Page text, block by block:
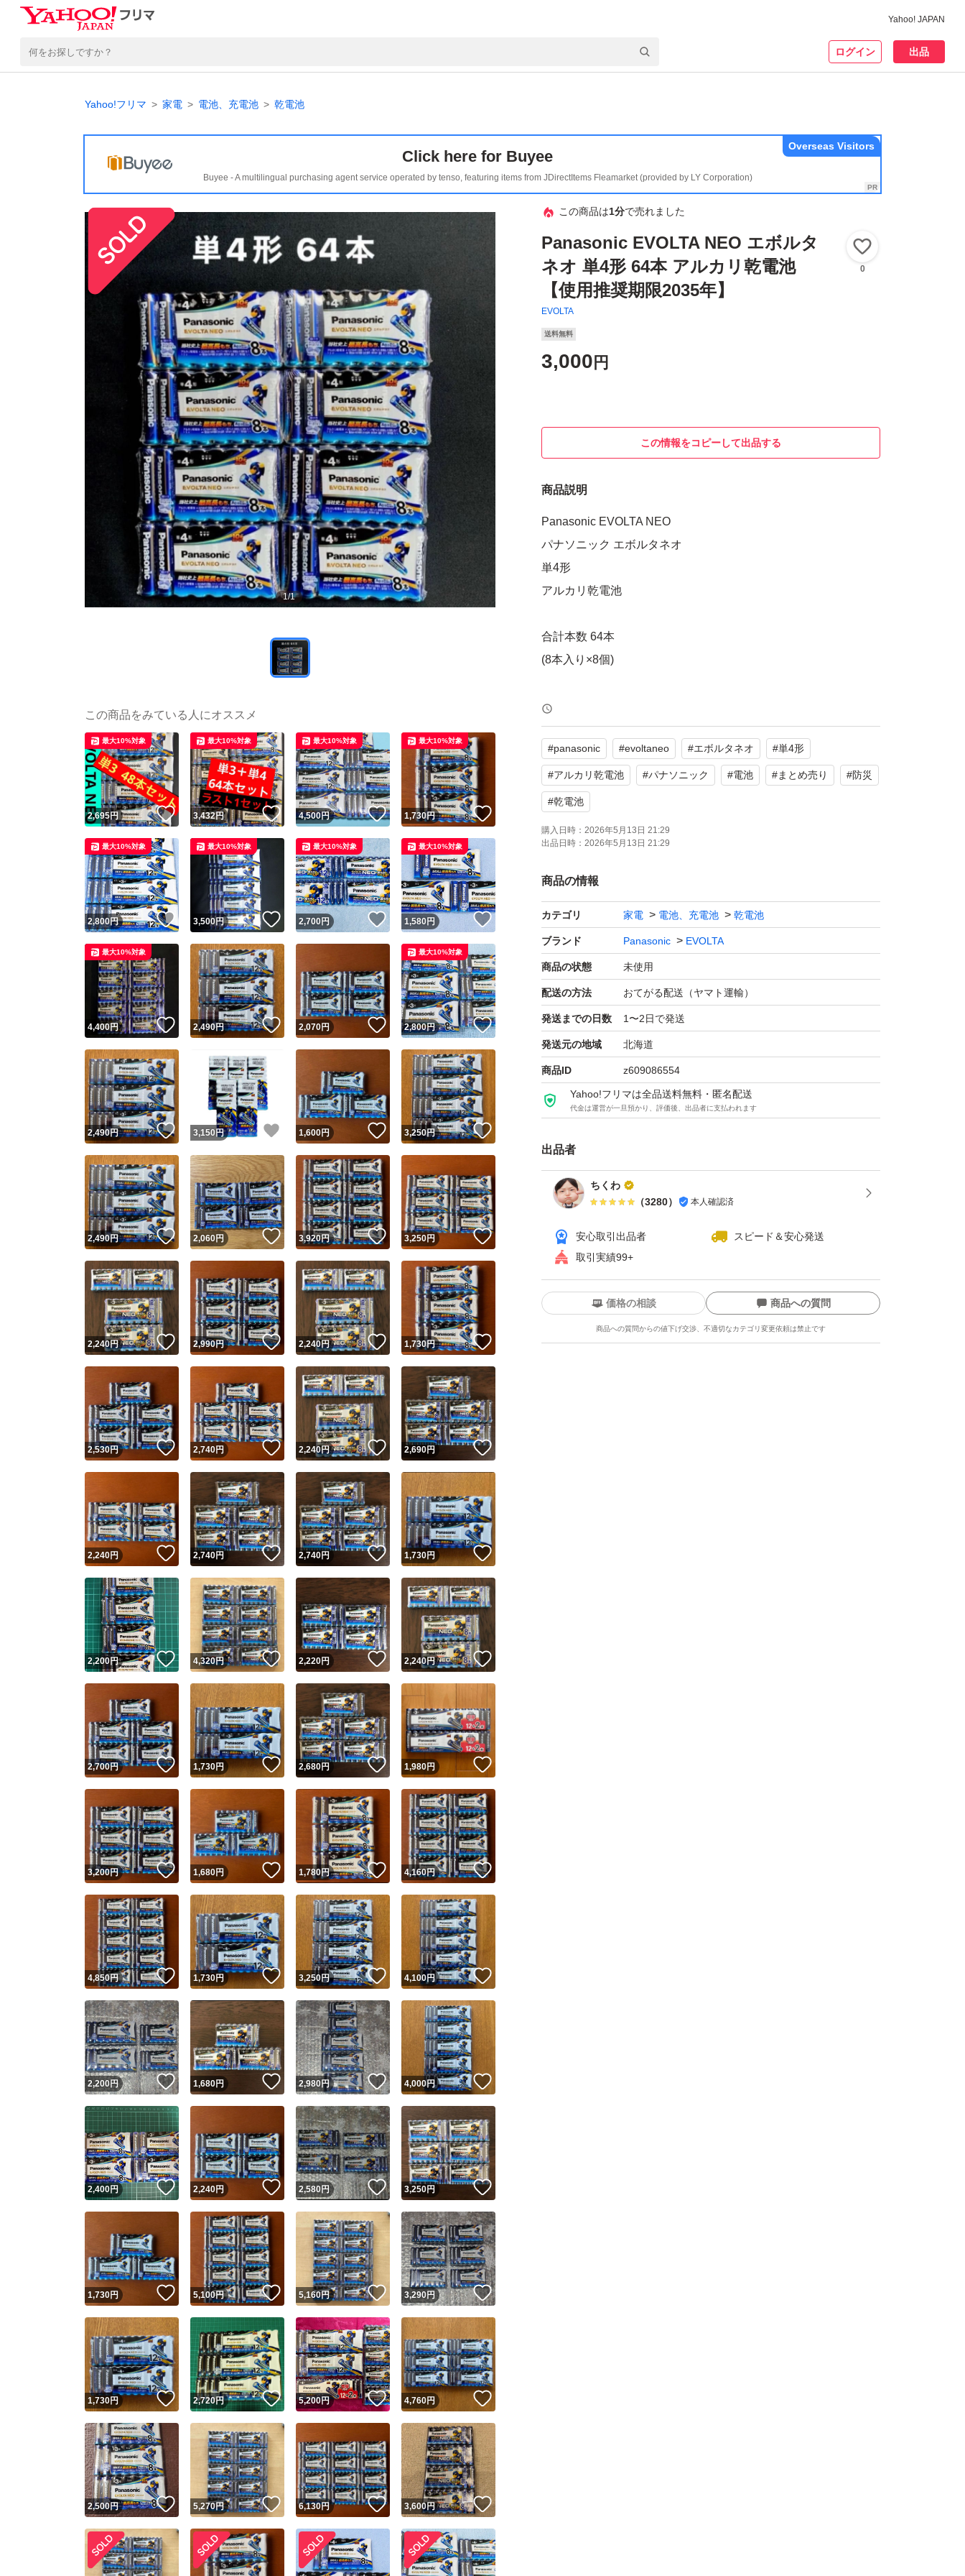
Yahoo! JAPAN
ログイン 出品
Yahoo!フリマ 家電 電池、充電池 乾電池
Click here for Buyee
Buyee - A multilingual purchasing agent service operated by tenso, featuring items from JDirectItems Fleamarket (provided by LY Corporation)
Overseas Visitors
1/1
この商品は1分で売れました
Panasonic EVOLTA NEO エボルタ
ネオ 単4形 64本 アルカリ乾電池
【使用推奨期限2035年】
EVOLTA
0
送料無料
3,000 円
この情報をコピーして出品する
商品説明
Panasonic EVOLTA NEO
パナソニック エボルタネオ
単4形
アルカリ乾電池
合計本数 64本
(8本入り×8個)
使用推奨期限2035年
ネコポスにて発送いたします。
価格交渉はご遠慮下さい。
な方はご購入をご遠慮願います。
#panasonic #evoltaneo #エボルタネオ #単4形
#アルカリ乾電池 #パナソニック #電池 #まとめ売り #防災
#乾電池
購入日時： 2026年5月13日 21:29
出品日時： 2026年5月13日 21:29
商品の情報
カテゴリ 家電 電池、充電池 乾電池
ブランド Panasonic EVOLTA
商品の状態 未使用
配送の方法 おてがる配送（ヤマト運輸）
発送までの日数 1〜2日で発送
発送元の地域 北海道
商品ID z609086554
Yahoo!フリマは全品送料無料・匿名配送
代金は運営が一旦預かり、評価後、出品者に支払われます
出品者
ちくわ
（3280） 本人確認済
安心取引出品者
スピード＆安心発送
取引実績99+
ユーザーの実績について
Yahoo!フリマが定めた一定の基準を満たしたユーザーにバッジを付与しています
安心取引出品者
安心取引出品者 Yahoo!フリマの基準をクリアした安心・安全なユーザーです
取引実績
取引実績◯+ このユーザーはYahoo!フリマの取引を完了させた実績があります
他フリマ実績◯+ このユーザーは他フリマサービスでの取引実績があります
スピード&安心発送
※このバッジは実績に基づく表示であり、発送を保証しているものではありません
スピード＆安心発送
このユーザーは高頻度で24時間以内＆設定した発送日数内に発送してい
ます
スピード発送 このユーザーは高頻度で24時間以内に発送しています
安心発送 このユーザーは設定した発送日数内に発送しています
価格の相談 商品への質問
商品への質問からの値下げ交渉、不適切なカテゴリ変更依頼は禁止です
この商品の情報をコピーします
商品画像の 無断転載は禁止 されています
コピーは1商品につき1回です
出品ページへ
キャンセル
この商品をみている人にオススメ
2,695円 いいね！
最大10%対象
3,432円 いいね！
最大10%対象
4,500円 いいね！
最大10%対象
1,730円
最大10%対象
2,800円 いいね！
最大10%対象
3,500円 いいね！
最大10%対象
2,700円 いいね！
最大10%対象
1,580円
最大10%対象
4,400円 いいね！
最大10%対象
2,490円 いいね！
2,070円 いいね！
2,800円 いいね！
最大10%対象
2,490円 いいね！
3,150 円 いいね！
1,600円 いいね！
3,250円
2,490円 いいね！
2,060円 いいね！
3,920円 いいね！
3,250円 いいね！
2,240円 いいね！
2,990円 いいね！
2,240円 いいね！
1,730円
2,530円 いいね！
2,740円 いいね！
2,240円 いいね！
2,690円
2,240円 いいね！
2,740円 いいね！
2,740円 いいね！
1,730円
2,200円 いいね！
4,320円 いいね！
2,220円 いいね！
2,240円 いいね！
2,700円 いいね！
1,730円 いいね！
2,680円 いいね！
1,980円
3,200円 いいね！
1,680円 いいね！
1,780円 いいね！
4,160円
4,850円 いいね！
1,730円 いいね！
3,250円 いいね！
4,100円
2,200円 いいね！
1,680円 いいね！
2,980円 いいね！
4,000円
2,400円 いいね！
2,240円 いいね！
2,580円 いいね！
3,250円
1,730円 いいね！
5,100円 いいね！
5,160円 いいね！
3,290円 いいね！
1,730円 いいね！
2,720円 いいね！
5,200円 いいね！
4,760円
2,500円 いいね！
5,270円 いいね！
6,130円 いいね！
3,600円 いいね！